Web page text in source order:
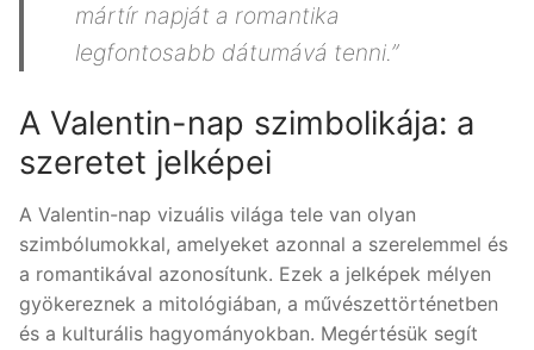
mártír napját a romantika
legfontosabb dátumává tenni.”
A Valentin-nap szimbolikája: a
szeretet jelképei
A Valentin-nap vizuális világa tele van olyan
szimbólumokkal, amelyeket azonnal a szerelemmel és
a romantikával azonosítunk. Ezek a jelképek mélyen
gyökereznek a mitológiában, a művészettörténetben
és a kulturális hagyományokban. Megértésük segít